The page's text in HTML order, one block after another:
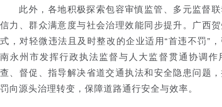
此外，各地积极探索包容审慎监管、多元监督联
信力、群众满意度与社会治理效能同步提升。广西
式，对轻微违法且及时整改的企业适用“首违不罚”
南永州市发挥行政执法监督与人大监督贯通协调作
查、督促、指导解决省道交通执法和安全隐患问题
罚向源头治理转变，保障道路通行安全与效率。